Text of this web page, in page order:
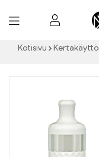
Kotisivu